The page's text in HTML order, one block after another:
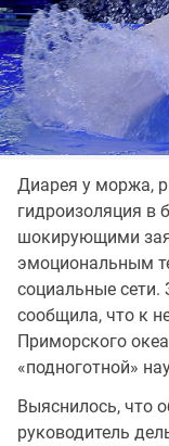
Диарея у моржа,
гидроизоляция в
шокирующими
эмоциональным
социальные
сообщила, что к
Приморского
«подноготной»
Выяснилось, что
руководитель